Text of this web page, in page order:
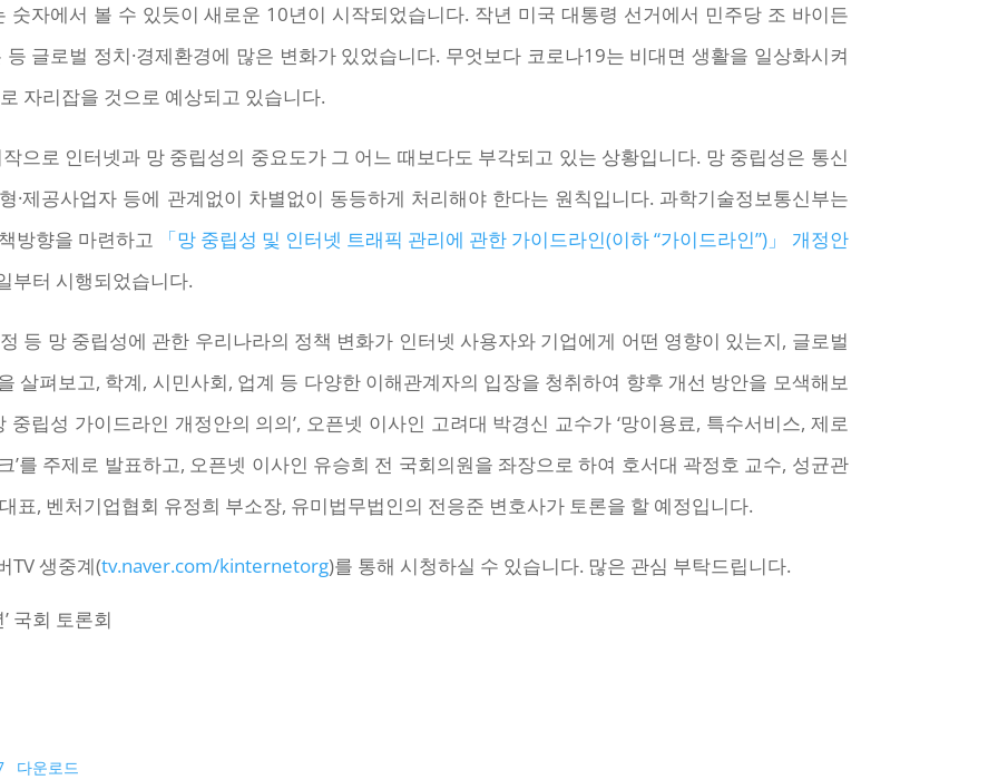
자에서 볼 수 있듯이 새로운 10년이 시작되었습니다. 작년 미국 대통령 선거에서 민주당 조 바이든
글로벌 정치·경제환경에 많은 변화가 있었습니다. 무엇보다 코로나19는 비대면 생활을 일상화시켜
자리잡을 것으로 예상되고 있습니다.
으로 인터넷과 망 중립성의 중요도가 그 어느 때보다도 부각되고 있는 상황입니다. 망 중립성은 통신
·제공사업자 등에 관계없이 차별없이 동등하게 처리해야 한다는 원칙입니다. 과학기술정보통신부는
방향을 마련하고
「망 중립성 및 인터넷 트래픽 관리에 관한 가이드라인(이하 “가이드라인”)」 개정안
부터 시행되었습니다.
등 망 중립성에 관한 우리나라의 정책 변화가 인터넷 사용자와 기업에게 어떤 영향이 있는지, 글로벌
살펴보고, 학계, 시민사회, 업계 등 다양한 이해관계자의 입장을 청취하여 향후 개선 방안을 모색해보
립성 가이드라인 개정안의 의의’, 오픈넷 이사인 고려대 박경신 교수가 ‘망이용료, 특수서비스, 제로
’를 주제로 발표하고, 오픈넷 이사인 유승희 전 국회의원을 좌장으로 하여 호서대 곽정호 교수, 성균관
표, 벤처기업협회 유정희 부소장, 유미법무법인의 전응준 변호사가 토론을 할 예정입니다.
TV 생중계(tv.naver.com/kinternetorg)를 통해 시청하실 수 있습니다. 많은 관심 부탁드립니다.
국회 토론회
다운로드